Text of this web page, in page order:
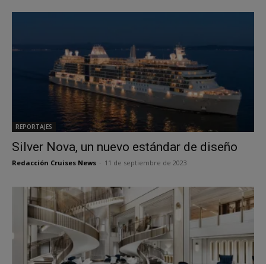
REPORTAJES
Silver Nova, un nuevo estándar de diseño
Redacción Cruises News 11 de septiembre de 2023